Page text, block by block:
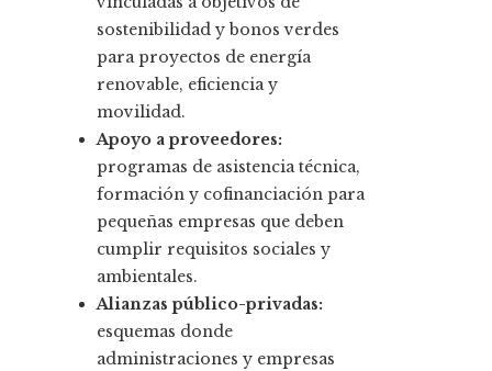
sostenibilidad y bonos verdes
para proyectos de energía
renovable, eficiencia y
movilidad.
Apoyo a proveedores:
programas de asistencia técnica,
formación y cofinanciación para
pequeñas empresas que deben
cumplir requisitos sociales y
ambientales.
Alianzas público-privadas:
esquemas donde
administraciones y empresas